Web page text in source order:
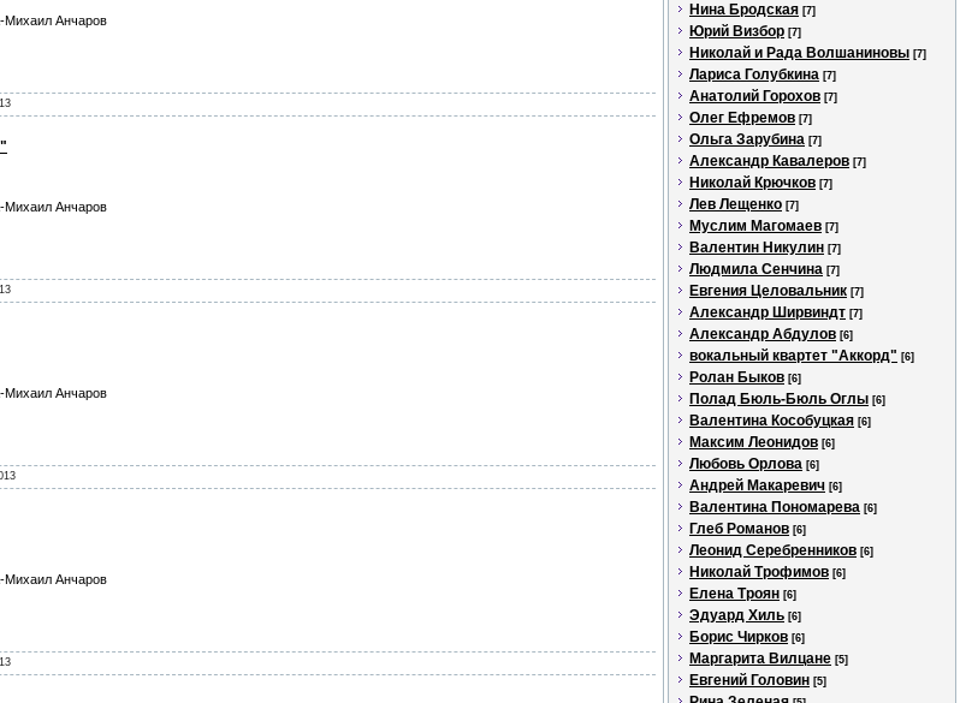
Михаил Анчаров
Михаил Анчаров
Михаил Анчаров
Михаил Анчаров
Нина Бродская [7]
Юрий Визбор [7]
Николай и Рада Волшаниновы [7]
Лариса Голубкина [7]
Анатолий Горохов [7]
Олег Ефремов [7]
Ольга Зарубина [7]
Александр Кавалеров [7]
Николай Крючков [7]
Лев Лещенко [7]
Муслим Магомаев [7]
Валентин Никулин [7]
Людмила Сенчина [7]
Евгения Целовальник [7]
Александр Ширвиндт [7]
Александр Абдулов [6]
вокальный квартет "Аккорд" [6]
Ролан Быков [6]
Полад Бюль-Бюль Оглы [6]
Валентина Кособуцкая [6]
Максим Леонидов [6]
Любовь Орлова [6]
Андрей Макаревич [6]
Валентина Пономарева [6]
Глеб Романов [6]
Леонид Серебренников [6]
Николай Трофимов [6]
Елена Троян [6]
Эдуард Хиль [6]
Борис Чирков [6]
Маргарита Вилцане [5]
Евгений Головин [5]